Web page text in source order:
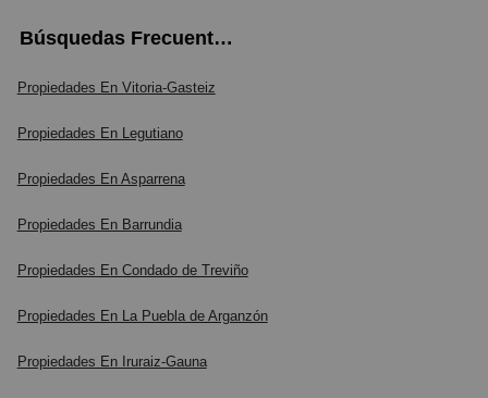
Búsquedas Frecuentes
Propiedades En Vitoria-Gasteiz
Propiedades En Legutiano
Propiedades En Asparrena
Propiedades En Barrundia
Propiedades En Condado de Treviño
Propiedades En La Puebla de Arganzón
Propiedades En Iruraiz-Gauna